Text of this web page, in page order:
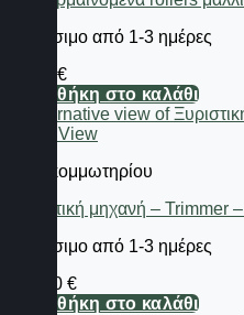
Διαθέσιμο από 1-3 ημέρες
€
Προσθήκη στο καλάθι
Quick View
Είδη κομμωτηρίου
Ξυριστική μηχανή –
Διαθέσιμο από 1-3 ημέρες
210,80 €
Προσθήκη στο καλάθι